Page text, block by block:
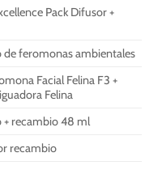
Pack Difusor +
de feromonas ambientales
Facial Felina F3 +
Felina
+ recambio 48 ml
recambio